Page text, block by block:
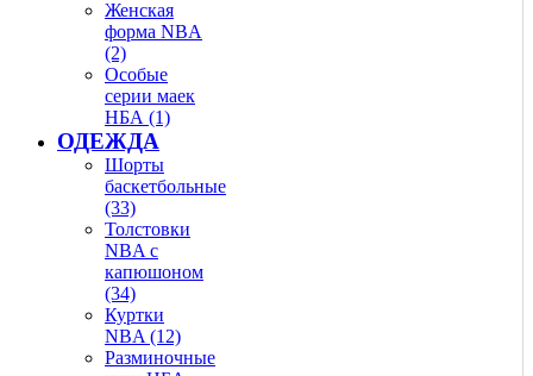
Женская
форма NBA
(2)
Особые
серии маек
НБА (1)
ОДЕЖДА
Шорты
баскетбольные
(33)
Толстовки
NBA с
капюшоном
(34)
Куртки
NBA (12)
Разминочные